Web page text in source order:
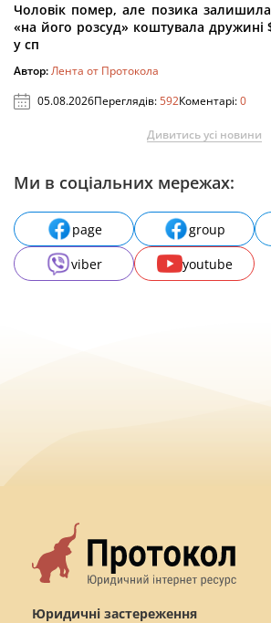
Чоловік помер, але позика
«на його розсуд» коштувала дружині
у сп
Автор:Лента от Протокола
05.08.2026Переглядів:592Коментарі:0
Дивитись усі новини
Ми в соціальних мережах:
page group
viber
youtube
Юридичні застереження